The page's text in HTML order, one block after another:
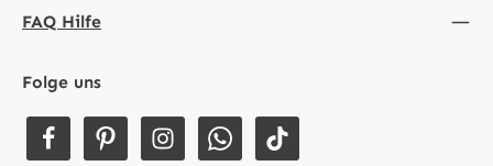
FAQ Hilfe
Folge uns